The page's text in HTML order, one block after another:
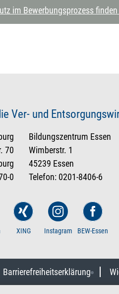
im Bewerbungsprozess finden
Ver- und
70
0
Bildungszentrum Essen
Wimberstr. 1
45239 Essen
Telefon: 0201-8406-6
XING Instagram BEW-Essen
Barrierefreiheitserklärung